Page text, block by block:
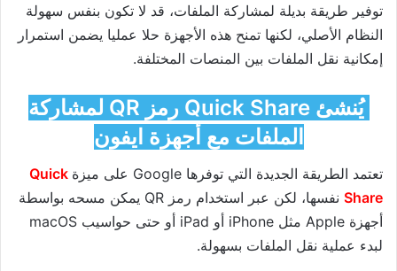
توفير طريقة بديلة لمشاركة الملفات، قد لا تكون بنفس سهولة
النظام الأصلي، لكنها تمنح هذه الأجهزة حلا عمليا يضمن استمرار
إمكانية نقل الملفات بين المنصات المختلفة.
يُنشئ Quick Share رمز QR لمشاركة
الملفات مع أجهزة ايفون
تعتمد الطريقة الجديدة التي توفرها Google على ميزة Quick
Share
نفسها، لكن عبر استخدام رمز QR يمكن مسحه بواسطة
أجهزة Apple
مثل iPhone أو iPad أو حتى حواسيب macOS
لبدء عملية نقل الملفات بسهولة.